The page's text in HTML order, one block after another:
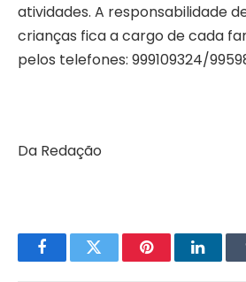
atividades. A responsabilidade
crianças fica a cargo de cada
pelos telefones: 999109324/
Da Redação
FacebookTwitter Pinterest